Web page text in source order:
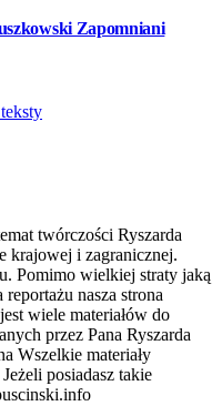
Zapomniani
twórczości Ryszarda
krajowej i zagranicznej.
Pomimo wielkiej straty jaką
nasza strona
wiele materiałów do
przez Pana Ryszarda
Wszelkie materiały
posiadasz takie